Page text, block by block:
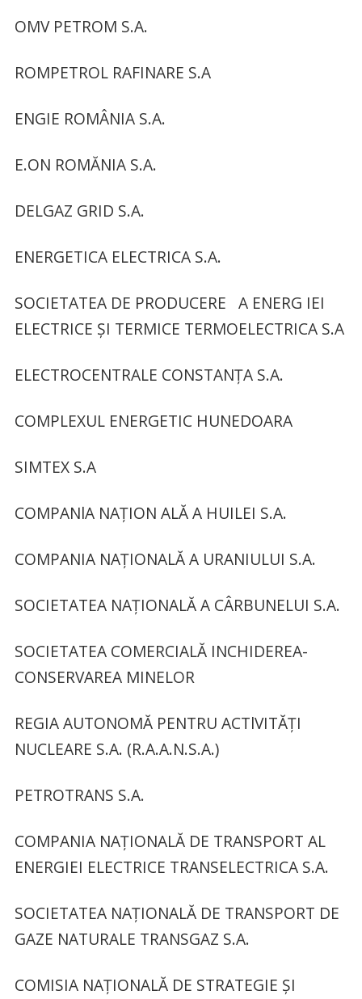
OMV PETROM S.A.
ROMPETROL RAFINARE S.A
ENGIE ROMÂNIA S.A.
E.ON ROMĂNIA S.A.
DELGAZ GRID S.A.
ENERGETICA ELECTRICA S.A.
SOCIETATEA DE PRODUCERE A ENERG IEI
ELECTRICE ȘI TERMICE TERMOELECTRICA S.A
ELECTROCENTRALE CONSTANȚA S.A.
COMPLEXUL ENERGETIC HUNEDOARA
SIMTEX S.A
COMPANlA NAȚION ALĂ A HUILEI S.A.
COMPANIA NAȚIONALĂ A URANIULUI S.A.
SOCIETATEA NAȚIONALĂ A CÂRBUNELUI S.A.
SOCIETATEA COMERCIALĂ INCHIDEREA-
CONSERVAREA MINELOR
REGIA AUTONOMĂ PENTRU ACTlVITĂȚI
NUCLEARE S.A. (R.A.A.N.S.A.)
PETROTRANS S.A.
COMPANIA NAȚIONALĂ DE TRANSPORT AL
ENERGIEI ELECTRICE TRANSELECTRICA S.A.
SOCIETATEA NAȚIONALĂ DE TRANSPORT DE
GAZE NATURALE TRANSGAZ S.A.
COMISIA NAȚIONALĂ DE STRATEGIE ȘI